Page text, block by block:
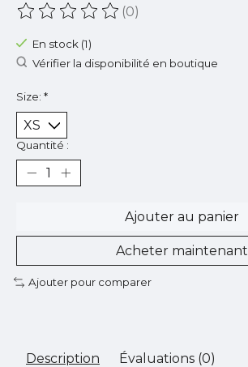
Ce produit est évalué à
(0)
En stock (1)
Vérifier la disponibilité en boutique
Size: *
Quantité :
Ajouter au panier
Acheter maintenant
Ajouter pour comparer
Description Évaluations (0)